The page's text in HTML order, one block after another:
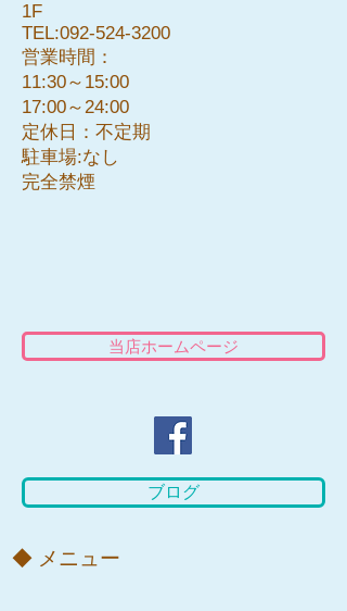
1F
TEL:092-524-3200
営業時間：
11:30～15:00
17:00～24:00
定休日：​不定期
駐車場:なし
​完全禁煙
当店ホームページ
ブログ
​◆ メニュー